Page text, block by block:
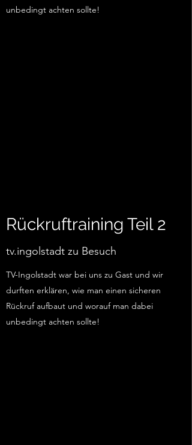
unbedingt achten sollte!
Rückruftraining Teil 2
tv.ingolstadt zu Besuch
TV-Ingolstadt war bei uns zu Gast und wir
durften erklären, wie man einen sicheren
Rückruf aufbaut und worauf man dabei
unbedingt achten sollte!